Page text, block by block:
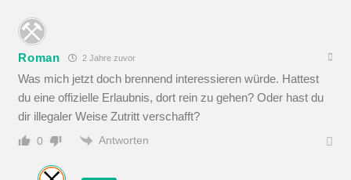
Roman 2 Jahre zuvor
Was mich jetzt doch brennend interessieren würde. Hattest
du eine offizielle Erlaubnis, dort rein zu gehen? Oder hast du
dir illegaler Weise Zutritt verschafft?
0 Antworten